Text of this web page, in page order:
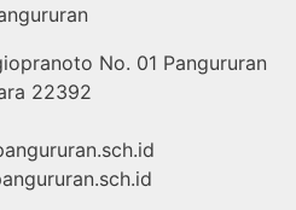
No. 01 Pangururan
22392